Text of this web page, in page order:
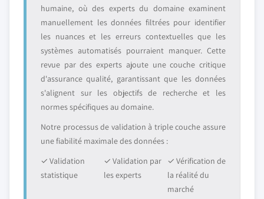
humaine, où des experts du domaine examinent
manuellement les données filtrées pour identifier
les nuances et les erreurs contextuelles que les
systèmes automatisés pourraient manquer. Cette
revue par des experts ajoute une couche critique
d'assurance qualité, garantissant que les données
s'alignent sur les objectifs de recherche et les
normes spécifiques au domaine.
Notre processus de validation à triple couche assure
une fiabilité maximale des données :
✓ Validation
statistique
✓ Validation par
les experts
✓ Vérification de
la réalité du
marché